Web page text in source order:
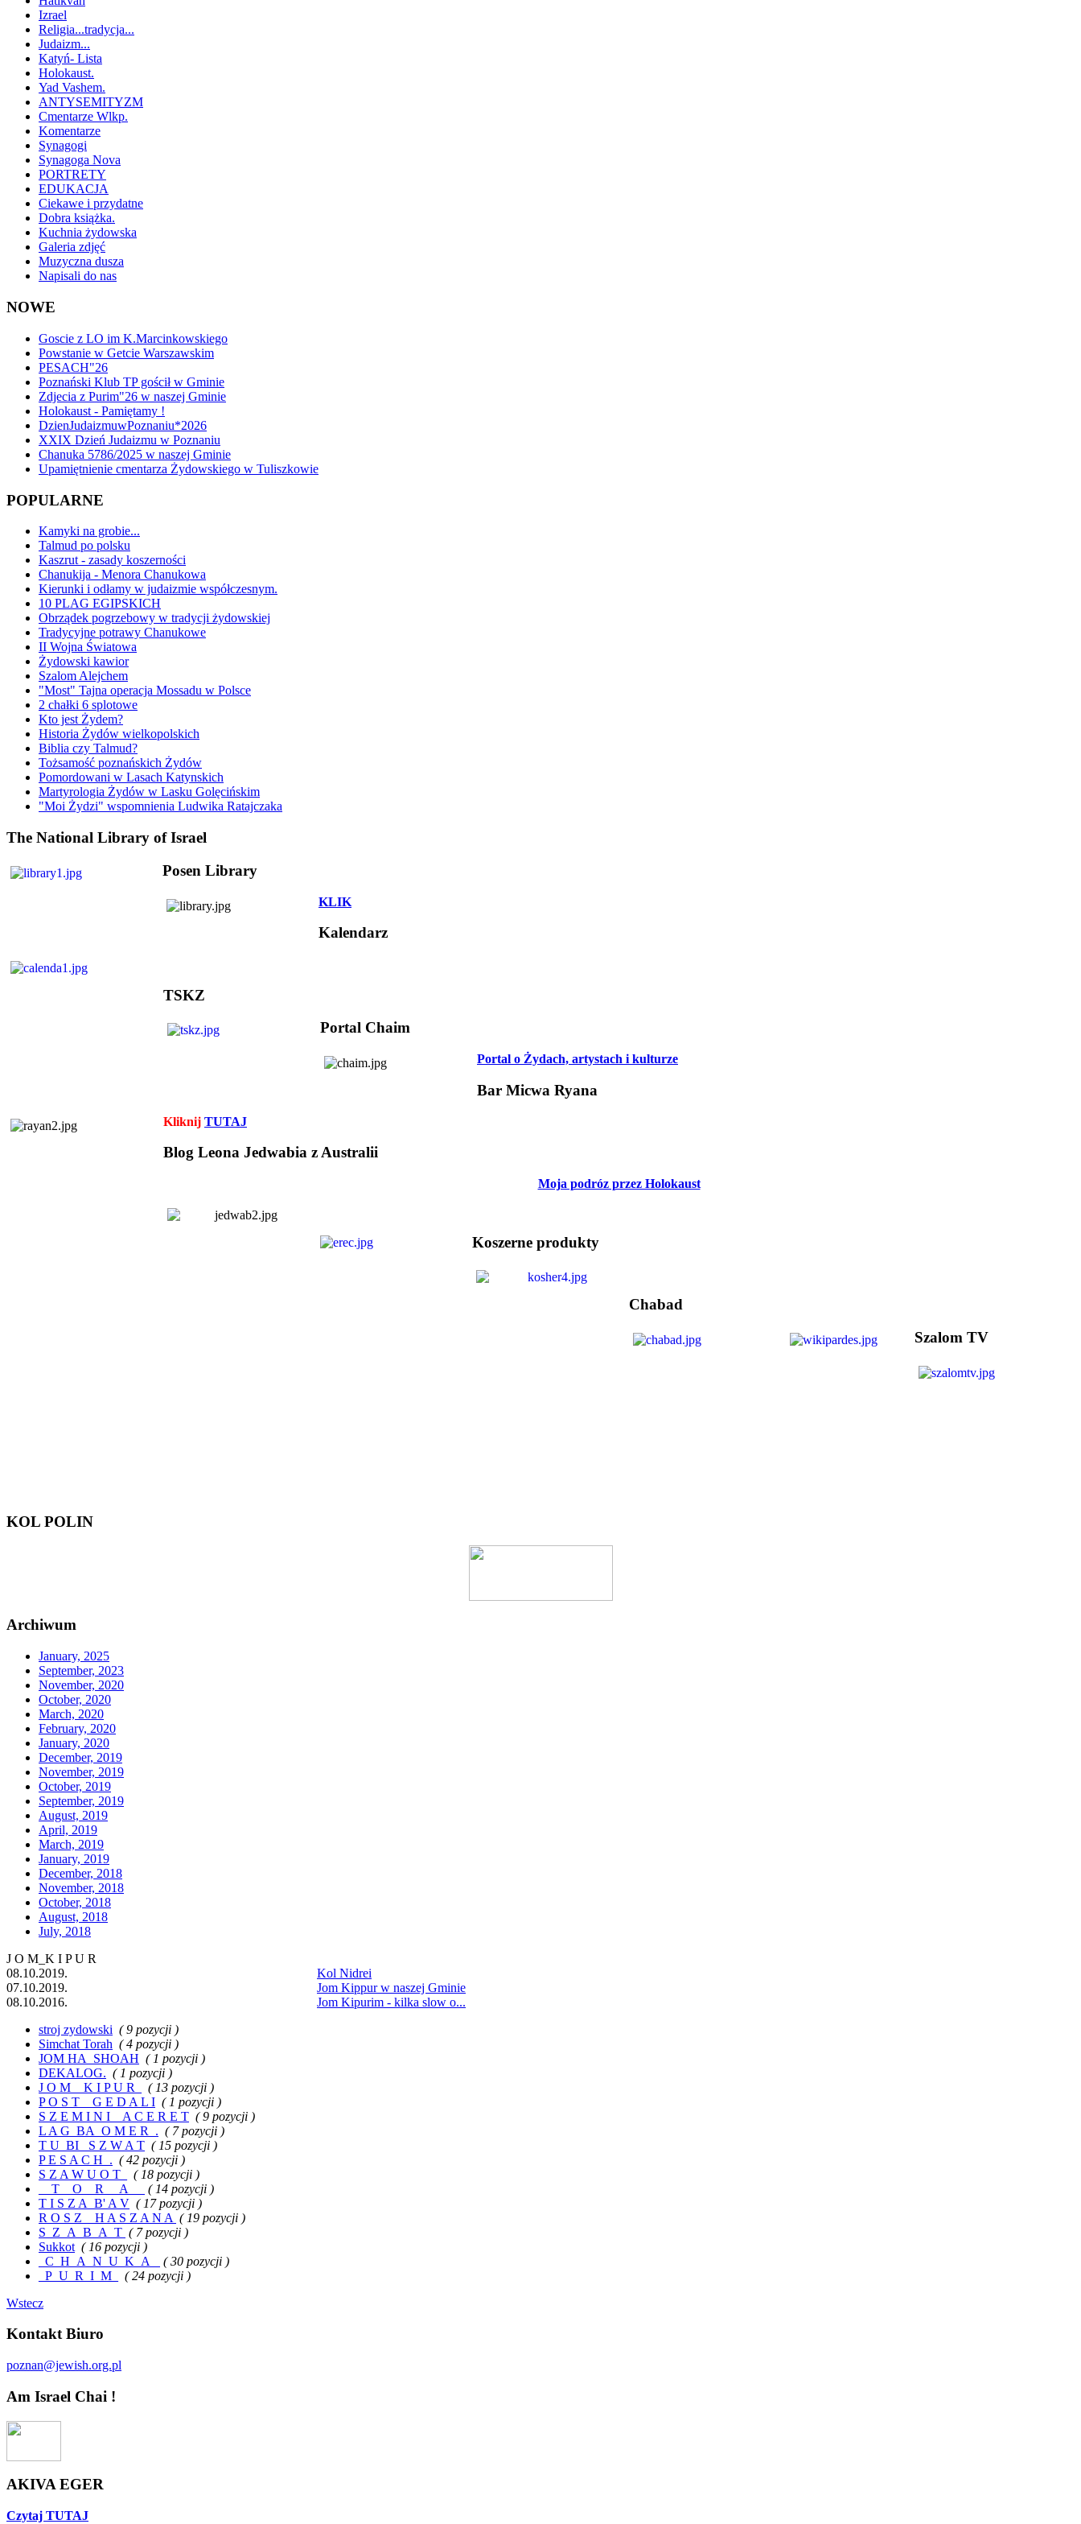
Izrael
Religia...tradycja...
Judaizm...
Katyń- Lista
Holokaust.
Yad Vashem.
ANTYSEMITYZM
Cmentarze Wlkp.
Komentarze
Synagogi
Synagoga Nova
PORTRETY
EDUKACJA
Ciekawe i przydatne
Dobra książka.
Kuchnia żydowska
Galeria zdjęć
Muzyczna dusza
Napisali do nas
NOWE
Goscie z LO im K.Marcinkowskiego
Powstanie w Getcie Warszawskim
PESACH"26
Poznański Klub TP gościł w Gminie
Zdjecia z Purim"26 w naszej Gminie
Holokaust - Pamiętamy !
DzienJudaizmuwPoznaniu*2026
XXIX Dzień Judaizmu w Poznaniu
Chanuka 5786/2025 w naszej Gminie
Upamiętnienie cmentarza Żydowskiego w Tuliszkowie
POPULARNE
Kamyki na grobie...
Talmud po polsku
Kaszrut - zasady koszerności
Chanukija - Menora Chanukowa
Kierunki i odłamy w judaizmie współczesnym.
10 PLAG EGIPSKICH
Obrządek pogrzebowy w tradycji żydowskiej
Tradycyjne potrawy Chanukowe
II Wojna Światowa
Żydowski kawior
Szalom Alejchem
"Most" Tajna operacja Mossadu w Polsce
2 chałki 6 splotowe
Kto jest Żydem?
Historia Żydów wielkopolskich
Biblia czy Talmud?
Tożsamość poznańskich Żydów
Pomordowani w Lasach Katynskich
Martyrologia Żydów w Lasku Golęcińskim
"Moi Żydzi" wspomnienia Ludwika Ratajczaka
The National Library of Israel
Posen Library
KLIK
Kalendarz
TSKZ
Portal Chaim
Portal o Żydach, artystach i kulturze
Bar Micwa Ryana
Kliknij TUTAJ
Blog Leona Jedwabia z Australii
Moja podróz przez Holokaust
Koszerne produkty
Chabad
Szalom TV
KOL POLIN
Archiwum
January, 2025
September, 2023
November, 2020
October, 2020
March, 2020
February, 2020
January, 2020
December, 2019
November, 2019
October, 2019
September, 2019
August, 2019
April, 2019
March, 2019
January, 2019
December, 2018
November, 2018
October, 2018
August, 2018
July, 2018
J O M_K I P U R
08.10.2019.
Kol Nidrei
07.10.2019.
Jom Kippur w naszej Gminie
08.10.2016.
Jom Kipurim - kilka slow o...
stroj zydowski ( 9 pozycji )
Simchat Torah ( 4 pozycji )
JOM HA_SHOAH ( 1 pozycji )
DEKALOG. ( 1 pozycji )
J O M__K I P U R_
( 13 pozycji )
P O S T__G E D A L I ( 1 pozycji )
S Z E M I N I _ A C E R E T ( 9 pozycji )
L A G_BA_O M E R_. ( 7 pozycji )
T U_BI_ S Z W A T ( 15 pozycji )
P E S A C H_. ( 42 pozycji )
S Z A W U O T_
( 18 pozycji )
__T__O__R__ A__
( 14 pozycji )
T I S Z A_B' A V ( 17 pozycji )
R O S Z__H A S Z A N A ( 19 pozycji )
S_Z_A_B_A_T ( 7 pozycji )
Sukkot ( 16 pozycji )
_C_H_A_N_U_K_A_
( 30 pozycji )
_P_U_R_I_M_
( 24 pozycji )
Wstecz
Kontakt Biuro
poznan@jewish.org.pl
Am Israel Chai !
AKIVA EGER
Czytaj TUTAJ